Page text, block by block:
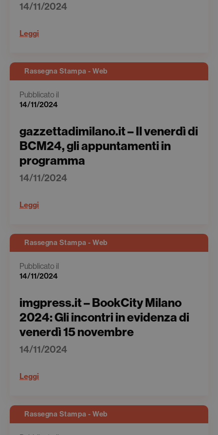
14/11/2024
Leggi
Rassegna Stampa - Web
Pubblicato il
14/11/2024
gazzettadimilano.it – Il venerdì di
BCM24, gli appuntamenti in
programma
14/11/2024
Leggi
Rassegna Stampa - Web
Pubblicato il
14/11/2024
imgpress.it – BookCity Milano
2024: Gli incontri in evidenza di
venerdì 15 novembre
14/11/2024
Leggi
Rassegna Stampa - Web